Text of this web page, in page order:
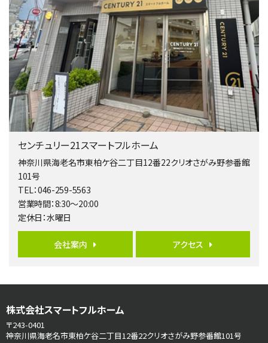
第4位
5,480万円
4ＬＤＫ
相模大野駅
バ9分・歩4分
２０１５年６月築、積水ハウス施工住宅です。 南東…
第5位
3,680万円
4ＬＤＫ
橋本駅
第6位
バ12分・歩4分
並列２台駐車可。１階はリビングと水まわりをまとめ…
3,680万円
ご家族が集まるLDKは１７．５帖とゆとりある広さ…
センチュリー21スマートフルホーム
神奈川県海老名市東柏ケ谷二丁目12番22クリオさがみ野参番館
101号
TEL：046-259-5563
営業時間：8:30～20:00
定休日：水曜日
会社案内 アクセス
株式会社スマートフルホーム
〒243-0401
神奈川県海老名市東柏ケ谷二丁目12番22クリオさがみ野参番館101号